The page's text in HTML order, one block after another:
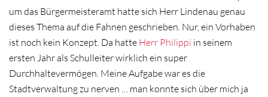
um das Bürgermeisteramt hatte sich Herr Lindenau genau
dieses Thema auf die Fahnen geschrieben. Nur, ein Vorhaben
ist noch kein Konzept. Da hatte Herr Philippi in seinem
ersten Jahr als Schulleiter wirklich ein super
Durchhaltevermögen. Meine Aufgabe war es die
Stadtverwaltung zu nerven … man konnte sich über mich ja